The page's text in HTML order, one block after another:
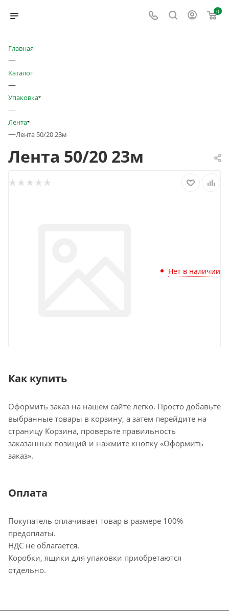
0
Главная
—
Каталог
—
Упаковка
—
Лента
—Лента 50/20 23м
Лента 50/20 23м
Нет в наличии
Как купить
Оформить заказ на нашем сайте легко. Просто добавьте
выбранные товары в корзину, а затем перейдите на
страницу Корзина, проверьте правильность
заказанных позиций и нажмите кнопку «Оформить
заказ».
Оплата
Покупатель оплачивает товар в размере 100%
предоплаты.
НДС не облагается.
Коробки, ящики для упаковки приобретаются
отдельно.